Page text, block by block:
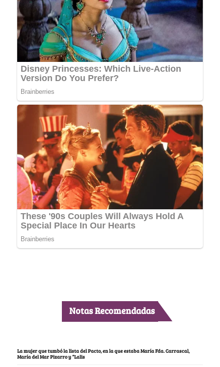
Notas Recomendadas
La mujer que tumbó la lista del Pacto, en la que estaba María Fda. Carrascal,
María del Mar Pizarro y “Lalis